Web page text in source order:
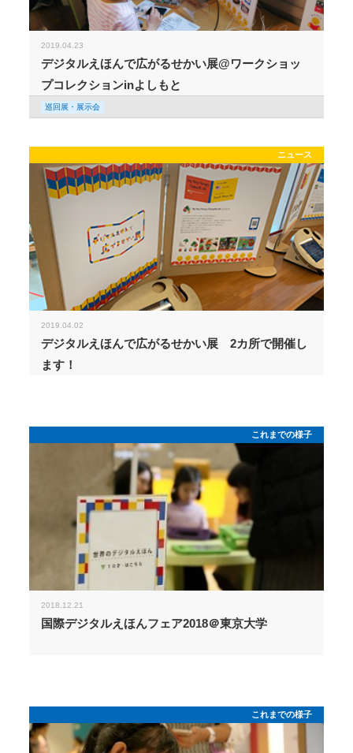
2019.04.23
デジタルえほんで広がるせかい展@ワークショッ
プコレクションinよしもと
巡回展・展示会
ニュース
2019.04.02
デジタルえほんで広がるせかい展 2カ所で開催し
ます！
これまでの様子
2018.12.21
国際デジタルえほんフェア2018＠東京大学
これまでの様子